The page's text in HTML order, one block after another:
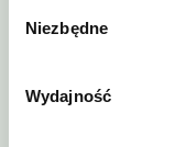
zgody
Niezbędne
Wydajność